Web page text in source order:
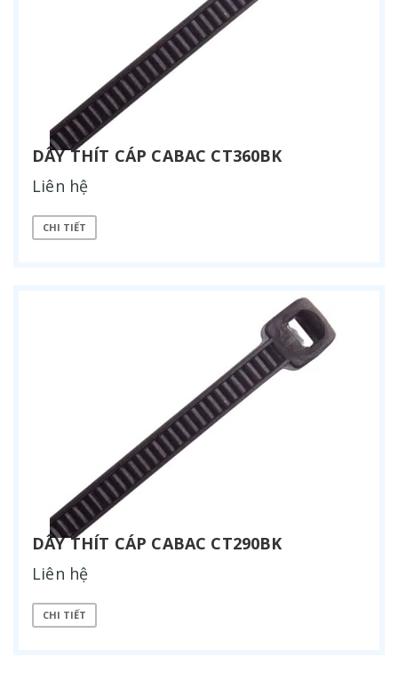
DÂY THÍT CÁP CABAC CT360BK
Liên hệ
CHI TIẾT
DÂY THÍT CÁP CABAC CT290BK
Liên hệ
CHI TIẾT